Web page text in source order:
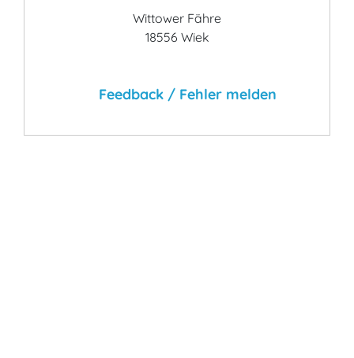
Wittower Fähre
18556 Wiek
Feedback / Fehler melden